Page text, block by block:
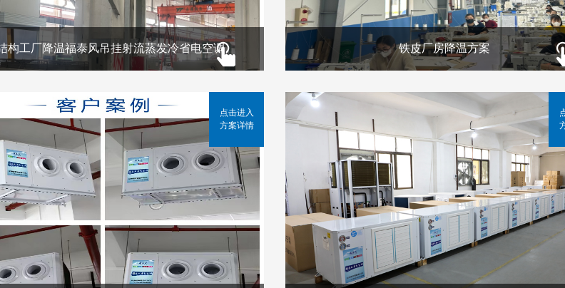
构工厂降温福泰风吊挂射流蒸发冷省电空调 铁皮厂房降温方案
点击进入
方案详情